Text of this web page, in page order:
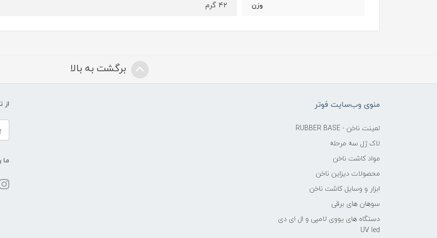
وزن ۴۲ گرم
برگشت به بالا
منوی وب‌سایت فوتر
لمینت ناخن - RUBBER BASE
لاک ژل سه مرحله
مواد کاشت ناخن
محصولات دیزاین ناخن
ابزار و وسایل کاشت ناخن
سوهان های برقی
دستگاه های یووی لامپی و ال ای دی
UV led
از
ما